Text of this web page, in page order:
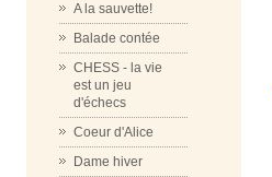
A la sauvette!
Balade contée
CHESS - la vie
est un jeu
d'échecs
Coeur d'Alice
Dame hiver